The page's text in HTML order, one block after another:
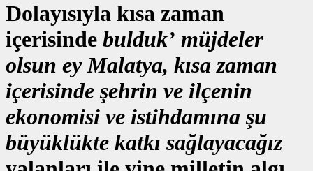
Dolayısıyla kısa zaman
içerisinde bulduk’ müjdeler
olsun ey Malatya, kısa zaman
içerisinde şehrin ve ilçenin
ekonomisi ve istihdamına şu
büyüklükte katkı sağlayacağız